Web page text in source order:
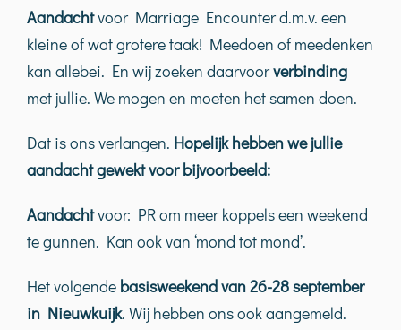
Aandachtvoor Marriage Encounter d.m.v. een
kleine of wat grotere taak! Meedoen of meedenken
kan allebei. En wij zoeken daarvoorverbinding
met jullie. We mogen en moeten het samen doen.
Dat is ons verlangen. Hopelijk hebben we jullie
aandacht gewekt voor bijvoorbeeld:
Aandachtvoor: PR om meer koppels een weekend
te gunnen. Kan ook van ‘mond tot mond’.
Het volgende basisweekend van 26-28 september
in Nieuwkuijk. Wij hebben ons ook aangemeld.